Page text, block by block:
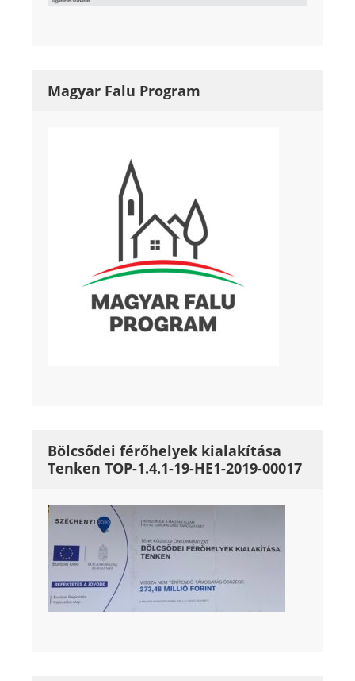
Magyar Falu Program
Bölcsődei férőhelyek kialakítása
Tenken TOP-1.4.1-19-HE1-2019-00017